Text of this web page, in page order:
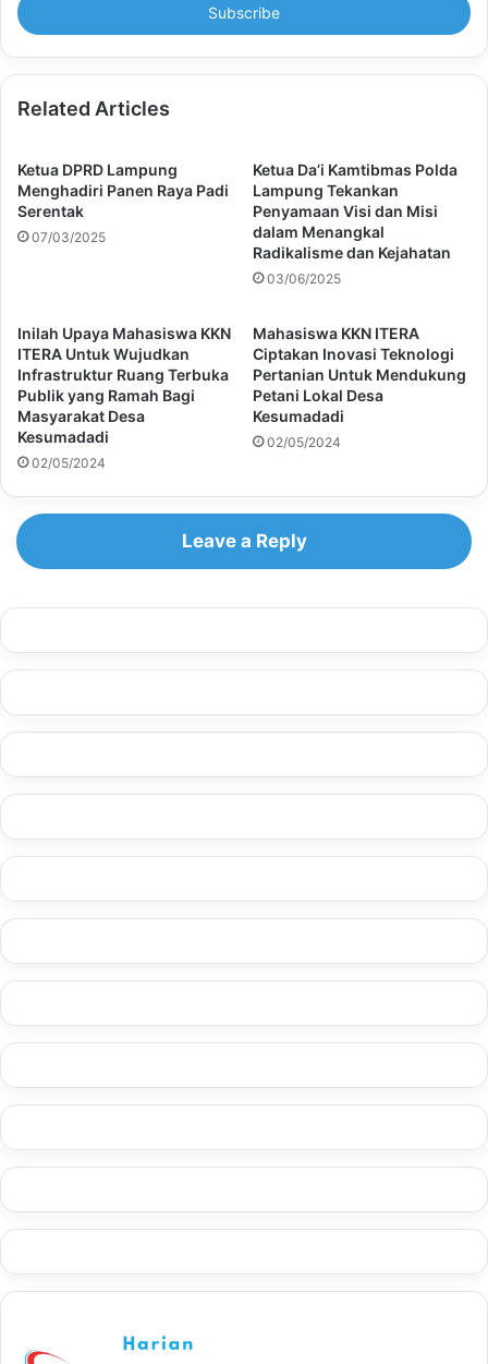
address
Related Articles
Ketua DPRD Lampung
Menghadiri Panen Raya Padi
Serentak
07/03/2025
Ketua Da’i Kamtibmas Polda
Lampung Tekankan
Penyamaan Visi dan Misi
dalam Menangkal
Radikalisme dan Kejahatan
03/06/2025
Inilah Upaya Mahasiswa KKN
ITERA Untuk Wujudkan
Infrastruktur Ruang Terbuka
Publik yang Ramah Bagi
Masyarakat Desa
Kesumadadi
02/05/2024
Mahasiswa KKN ITERA
Ciptakan Inovasi Teknologi
Pertanian Untuk Mendukung
Petani Lokal Desa
Kesumadadi
02/05/2024
Leave a Reply